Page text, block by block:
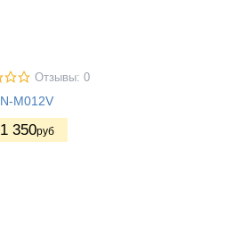
Отзывы: 0
N-M012V
1 350руб